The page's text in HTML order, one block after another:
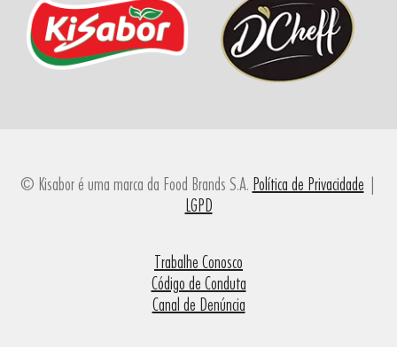
© Kisabor é uma marca da Food Brands S.A. Política de Privacidade |
LGPD
Trabalhe Conosco
Código de Conduta
Canal de Denúncia